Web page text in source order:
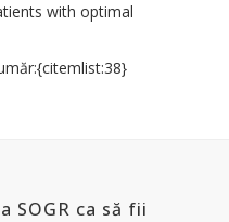
with optimal
SOGR ca să fii